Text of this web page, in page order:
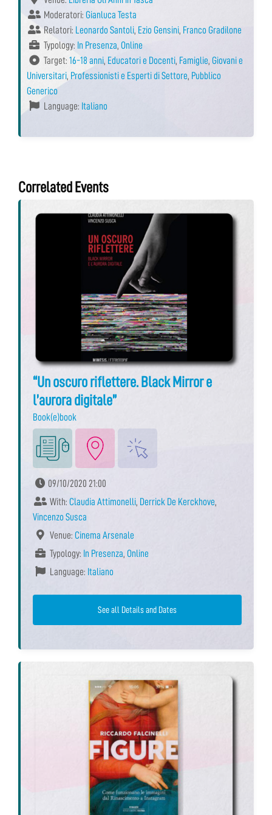
Moderatori: Gianluca Testa
Relatori: Leonardo Santoli, Ezio Gensini, Franco Gradilone
Typology: In Presenza, Online
Target: 16-18 anni, Educatori e Docenti, Famiglie, Giovani e
Universitari, Professionisti e Esperti di Settore, Pubblico
Generico
Language: Italiano
Correlated Events
“Un oscuro riflettere. Black Mirror e
l’aurora digitale”
Book(e)book
09/10/2020 21:00
With: Claudia Attimonelli, Derrick De Kerckhove,
Vincenzo Susca
Venue: Cinema Arsenale
Typology: In Presenza, Online
Language: Italiano
See all Details and Dates